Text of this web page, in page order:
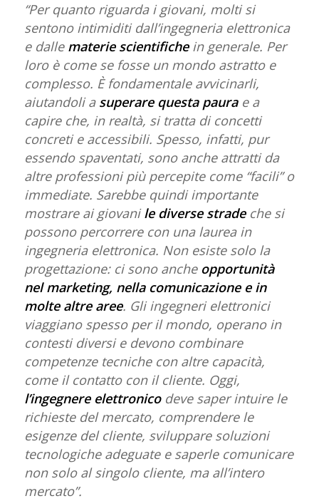
“Per quanto riguarda i giovani, molti si
sentono intimiditi dall’ingegneria elettronica
e dalle materie scientifichein generale. Per
loro è come se fosse un mondo astratto e
complesso. È fondamentale avvicinarli,
aiutandoli a superare questa paurae a
capire che, in realtà, si tratta di concetti
concreti e accessibili. Spesso, infatti, pur
essendo spaventati, sono anche attratti da
altre professioni più percepite come “facili” o
immediate. Sarebbe quindi importante
mostrare ai giovanile diverse strade che si
possono percorrere con una laurea in
ingegneria elettronica. Non esiste solo la
progettazione: ci sono anche opportunità
nel marketing, nella comunicazione e in
molte altre aree. Gli ingegneri elettronici
viaggiano spesso per il mondo, operano in
contesti diversi e devono combinare
competenze tecniche con altre capacità,
come il contatto con il cliente. Oggi,
l’ingegnere elettronicodeve saper intuire le
richieste del mercato, comprendere le
esigenze del cliente, sviluppare soluzioni
tecnologiche adeguate e saperle comunicare
non solo al singolo cliente, ma all’intero
mercato”.